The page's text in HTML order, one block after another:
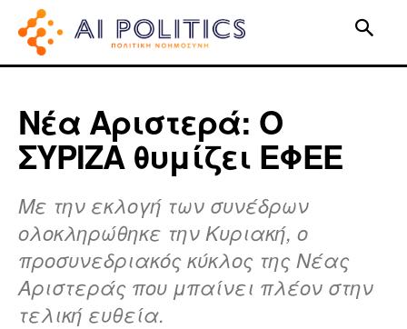
Νέα Αριστερά: Ο
ΣΥΡΙΖΑ θυμίζει ΕΦΕΕ
Με την εκλογή των συνέδρων
ολοκληρώθηκε την Κυριακή, ο
προσυνεδριακός κύκλος της Νέας
Αριστεράς που μπαίνει πλέον στην
τελική ευθεία.